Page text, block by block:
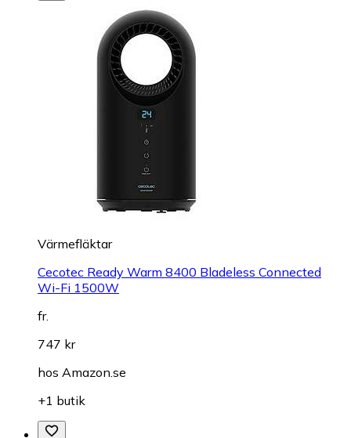
Värmefläktar
Cecotec Ready Warm 8400 Bladeless Connected
Wi-Fi 1500W
fr.
747 kr
hos Amazon.se
+1 butik